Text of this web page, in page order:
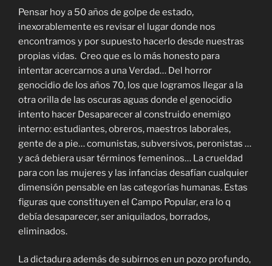
Pensar hoy a 50 años de golpe de estado,
inexorablemente es revisar el lugar donde nos
encontramos y por supuesto hacerlo desde nuestras
propias vidas. Creo que es lo más honesto para
intentar acercarnos a una Verdad… Del horror
genocidio de los años 70, los que logramos llegar a la
otra orilla de las oscuras aguas donde el genocidio
intento hacer Desaparecer al construido enemigo
interno: estudiantes, obreros, maestros laborales,
gente de a pie… comunistas, subversivos, peronistas …
y acá debiera usar términos femeninos… La crueldad
para con las mujeres y las infancias desafían cualquier
dimensión pensable en las categorías humanas. Estas
figuras que constituyen el Campo Popular, era lo q
debía desaparecer, ser aniquilados, borrados,
eliminados.
La dictadura además de subirnos en un pozo profundo,